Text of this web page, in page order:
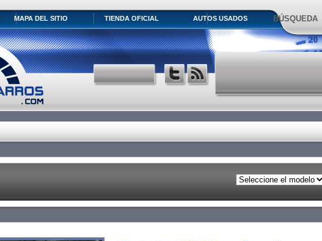
MAPA DEL SITIO TIENDA OFICIAL AUTOS USADOS BÚSQUEDA